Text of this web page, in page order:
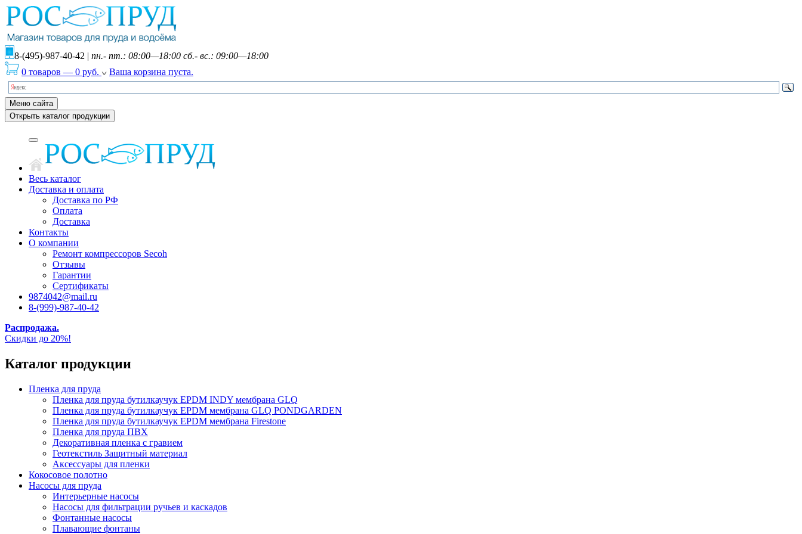
8-(495)-987-40-42 | пн.- пт.: 08:00—18:00 сб.- вс.: 09:00—18:00
0 товаров — 0 руб. Ваша корзина пуста.
Меню сайта
Открыть каталог продукции
Весь каталог
Доставка и оплата
Доставка по РФ
Оплата
Доставка
Контакты
О компании
Ремонт компрессоров Secoh
Отзывы
Гарантии
Сертификаты
9874042@mail.ru
8-(999)-987-40-42
Распродажа.
Скидки до 20%!
Каталог продукции
Пленка для пруда
Пленка для пруда бутилкаучук EPDM INDY мембрана GLQ
Пленка для пруда бутилкаучук EPDM мембрана GLQ PONDGARDEN
Пленка для пруда бутилкаучук EPDM мембрана Firestone
Пленка для пруда ПВХ
Декоративная пленка с гравием
Геотекстиль Защитный материал
Аксессуары для пленки
Кокосовое полотно
Насосы для пруда
Интерьерные насосы
Насосы для фильтрации ручьев и каскадов
Фонтанные насосы
Плавающие фонтаны